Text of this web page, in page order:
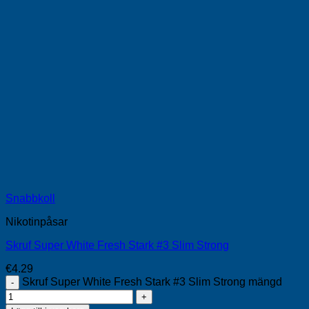
Snabbkoll
Nikotinpåsar
Skruf Super White Fresh Stark #3 Slim Strong
€4.29
Skruf Super White Fresh Stark #3 Slim Strong mängd